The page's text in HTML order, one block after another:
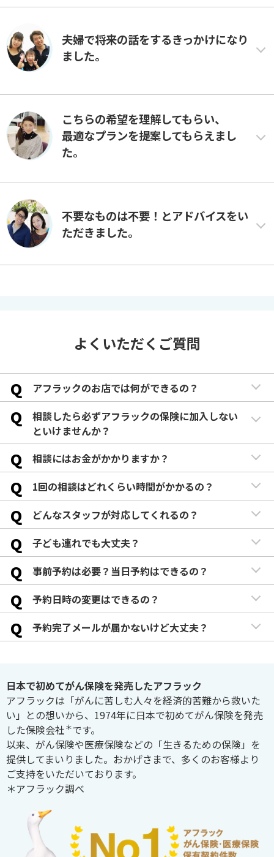
夫婦で将来の話をするきっかけになり
ました。
こちらの希望を理解してもらい、
最適なプランを提案してもらえまし
た。
不要なものは不要！とアドバイスをい
ただきました。
よくいただくご質問
Q アフラックのお店では何ができるの？
Q
相談したら必ずアフラックの保険に加入しない
といけませんか？
Q 相談にはお金がかかりますか？
Q 1回の相談はどれくらい時間がかかるの？
Q どんなスタッフが対応してくれるの？
Q 子ども連れでも大丈夫？
Q 事前予約は必要？当日予約はできるの？
Q 予約日時の変更はできるの？
Q 予約完了メールが届かないけど大丈夫？
日本で初めてがん保険を発売したアフラック
アフラックは「がんに苦しむ人々を経済的苦難から救いた
い」との想いから、1974年に日本で初めてがん保険を発売
した保険会社＊です。
以来、がん保険や医療保険などの「生きるための保険」を
提供してまいりました。おかげさまで、多くのお客様より
ご支持をいただいております。
＊アフラック調べ